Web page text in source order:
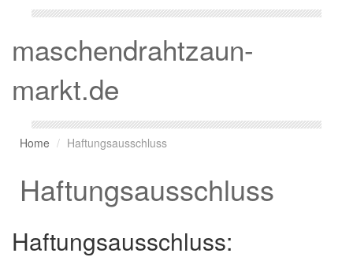
maschendrahtzaun-
markt.de
Home Haftungsausschluss
Haftungsausschluss
Haftungsausschluss: